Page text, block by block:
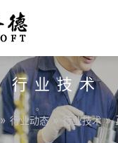
行业技术
»行业动态» 行业技术»